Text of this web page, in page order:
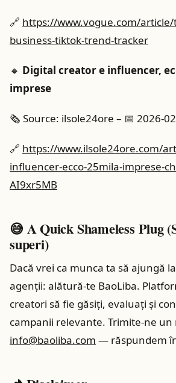
🔗 https://www.vogue.com/
business-tiktok-trend-tracker
🔸 Digital creator e influencer,
imprese
🗞️ Source: ilsole24ore – 📅 2026-
🔗 https://www.ilsole24ore.com/
influencer-ecco-25mila-imprese-
AI9xr5MB
😅 A Quick Shameless Plug
superi)
Dacă vrei ca munca ta să ajungă
agenții: alătură‑te BaoLiba.
creatori să fie găsiți, evaluați și
campanii relevante. Trimite‑ne un
info@baoliba.com — răspundem